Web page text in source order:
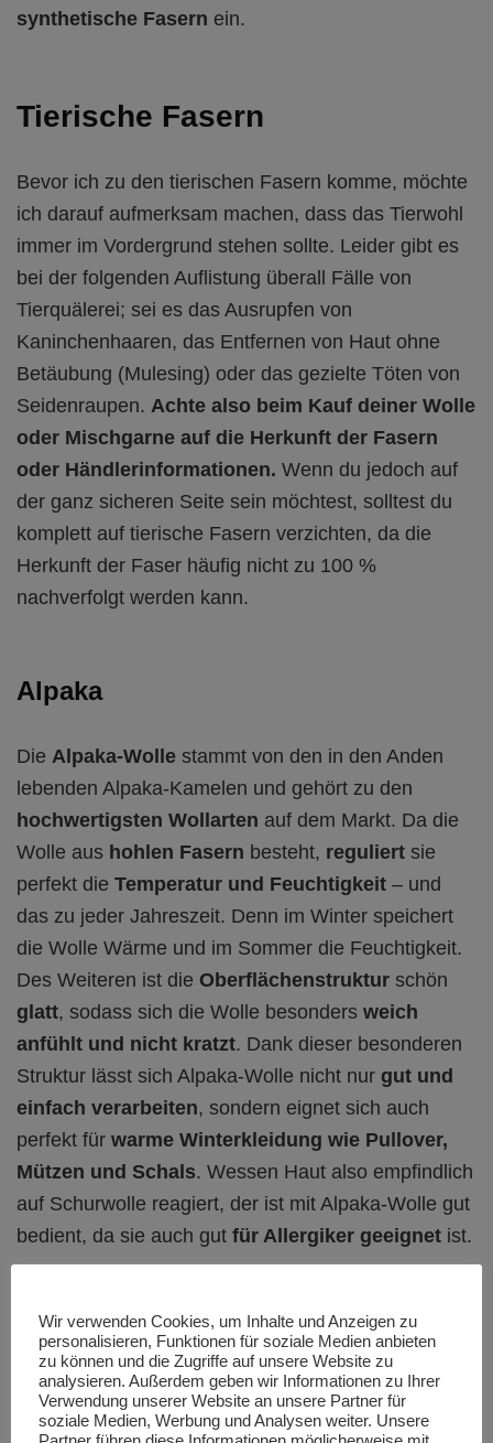
synthetische Fasern ein.
Tierische Fasern
Bevor ich zu den tierischen Fasern komme, möchte
ich darauf aufmerksam machen, dass das Tierwohl
immer im Vordergrund stehen sollte. Leider gibt es
bei der folgenden Auflistung überall Fälle von
Tierquälerei; sei es das Ausrupfen von
Kaninchenhaaren, das Entfernen von Haut ohne
Betäubung (Mulesing) oder das gezielte Töten von
Seidenraupen. Achte also beim Kauf deiner Wolle
oder Mischgarne auf die Herkunft der Fasern
oder Händlerinformationen. Wenn du jedoch auf
der ganz sicheren Seite sein möchtest, solltest du
komplett auf tierische Fasern verzichten, da die
Herkunft der Faser häufig nicht zu 100 %
nachverfolgt werden kann.
Alpaka
Die Alpaka-Wolle stammt von den in den Anden
lebenden Alpaka-Kamelen und gehört zu den
hochwertigsten Wollarten auf dem Markt. Da die
Wolle aus hohlen Fasern besteht, reguliert sie
perfekt die Temperatur und Feuchtigkeit – und
das zu jeder Jahreszeit. Denn im Winter speichert
die Wolle Wärme und im Sommer die Feuchtigkeit.
Des Weiteren ist die Oberflächenstruktur schön
glatt, sodass sich die Wolle besonders weich
anfühlt und nicht kratzt. Dank dieser besonderen
Struktur lässt sich Alpaka-Wolle nicht nur gut und
einfach verarbeiten, sondern eignet sich auch
perfekt für warme Winterkleidung wie Pullover,
Mützen und Schals. Wessen Haut also empfindlich
auf Schurwolle reagiert, der ist mit Alpaka-Wolle gut
bedient, da sie auch gut für Allergiker geeignet ist.
Wir verwenden Cookies, um Inhalte und Anzeigen zu
personalisieren, Funktionen für soziale Medien anbieten
zu können und die Zugriffe auf unsere Website zu
analysieren. Außerdem geben wir Informationen zu Ihrer
Verwendung unserer Website an unsere Partner für
soziale Medien, Werbung und Analysen weiter. Unsere